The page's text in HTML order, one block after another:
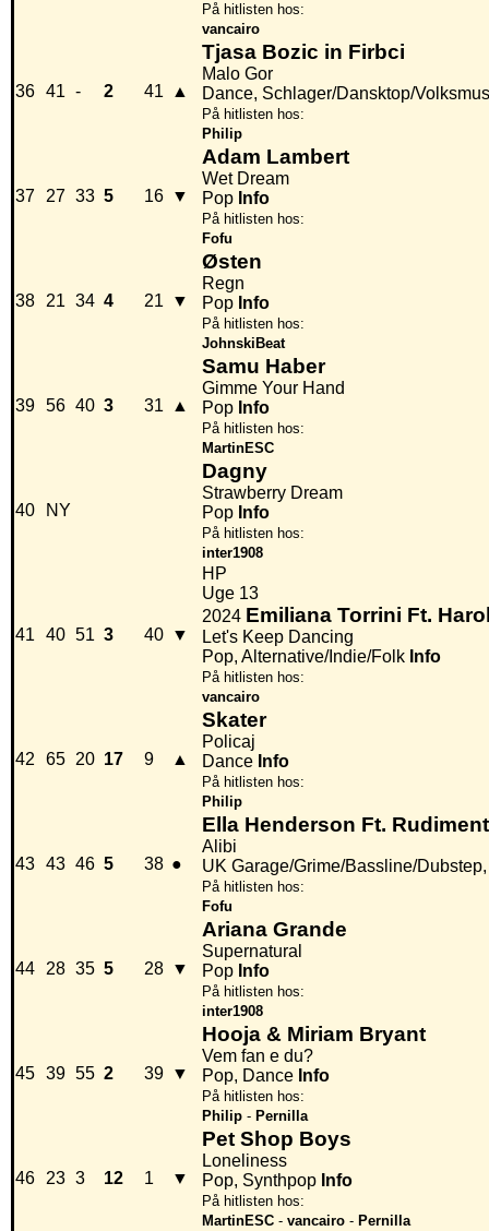
På hitlisten hos:
vancairo
36 41 - 2 41 ▲
Tjasa Bozic in Firbci
Malo Gor
Dance, Schlager/Dansktop/
På hitlisten hos:
Philip
37 27 33 5 16 ▼
Adam Lambert
Wet Dream
Pop Info
På hitlisten hos:
Fofu
38 21 34 4 21 ▼
Østen
Regn
Pop Info
På hitlisten hos:
JohnskiBeat
39 56 40 3 31 ▲
Samu Haber
Gimme Your Hand
Pop Info
På hitlisten hos:
MartinESC
40 NY
Dagny
Strawberry Dream
Pop Info
På hitlisten hos:
inter1908
41 40 51 3 40 ▼
HP
Uge 13
2024 Emiliana Torrini Ft.
Let's Keep Dancing
Pop, Alternative/Indie/Folk Info
På hitlisten hos:
vancairo
42 65 20 17 9 ▲
Skater
Policaj
Dance Info
På hitlisten hos:
Philip
43 43 46 5 38 ●
Ella Henderson Ft.
Alibi
UK Garage/Grime/Bassline/
På hitlisten hos:
Fofu
44 28 35 5 28 ▼
Ariana Grande
Supernatural
Pop Info
På hitlisten hos:
inter1908
45 39 55 2 39 ▼
Hooja & Miriam Bryant
Vem fan e du?
Pop, Dance Info
På hitlisten hos:
Philip - Pernilla
46 23 3 12 1 ▼
Pet Shop Boys
Loneliness
Pop, Synthpop Info
På hitlisten hos:
MartinESC - vancairo - Pernilla